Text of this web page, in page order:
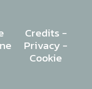
Credits -
Privacy-
Cookie